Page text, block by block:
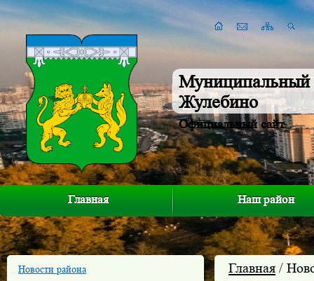
Муниципальный
Жулебино
Официальный сайт
Главная Наш район
Новости района
Главная /